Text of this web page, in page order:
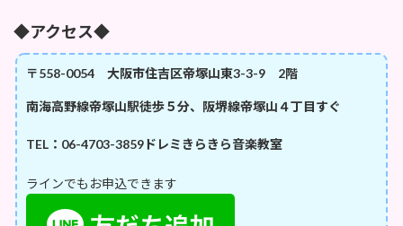
◆アクセス◆
〒558-0054 大阪市住吉区帝塚山東3-3-9 2階
南海高野線帝塚山駅徒歩５分、阪堺線帝塚山４丁目すぐ
TEL：06-4703-3859ドレミきらきら音楽教室
ラインでもお申込できます